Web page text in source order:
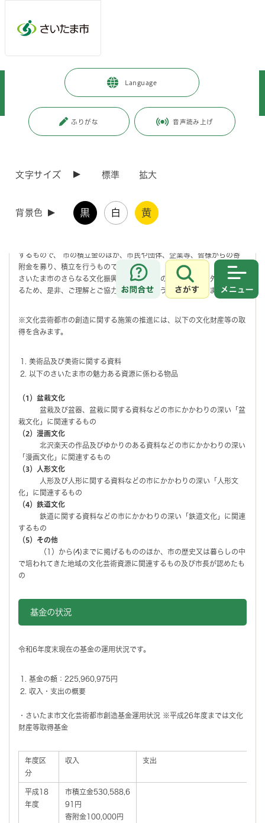
Language
ふりがな 音声読み上げ
文字サイズ 標準 拡大
背景色 黒 白 黄
お問合せ
さがす
観光・スポーツ・文化 > 文化・芸術
さいたま市の取り組み
更新日付：2026年6月5日 / ページ番号：C003045
するもので、 市の積立金のほか、市民や団体、企業等、皆様からの寄
附金を募り、積立を行うものです。
さいたま市のさらなる文化振興を図り、本市の魅力を広く内外に発信す
るため、是非、ご理解とご協力を賜りますようお願いいたします。
※文化芸術都市の創造に関する施策の推進には、以下の文化財産等の取
得を含みます。
美術品及び美術に関する資料
以下のさいたま市の魅力ある資源に係わる物品
（1）盆栽文化
盆栽及び盆器、盆栽に関する資料などの市にかかわりの深い「盆
栽文化」に関連するもの
（2）漫画文化
北沢楽天の作品及びゆかりのある資料などの市にかかわりの深い
「漫画文化」に関連するもの
（3）人形文化
人形及び人形に関する資料などの市にかかわりの深い「人形文
化」に関連するもの
（4）鉄道文化
鉄道に関する資料などの市にかかわりの深い「鉄道文化」に関連
するもの
（5）その他
（1）から(4)までに掲げるもののほか、市の歴史又は暮らしの中
で培われてきた地域の文化芸術資源に関連するもの及び市長が認めたも
の
基金の状況
令和6年度末現在の基金の運用状況です。
基金の額：225,960,975円
収入・支出の概要
・さいたま市文化芸術都市創造基金運用状況 ※平成26年度までは文化
財産等取得基金
年度区
分
収入 支出
平成18
年度
市積立金530,588,6
91円
寄附金100,000円